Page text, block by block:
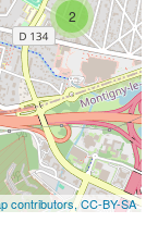
2
contributors,CC-BY-SA